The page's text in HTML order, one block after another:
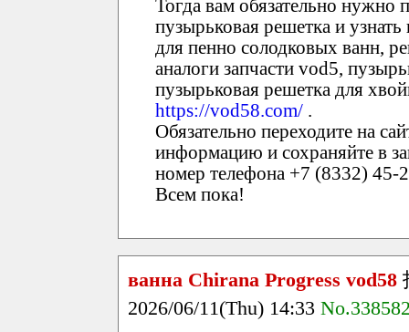
Тогда вам обязательно нужно
пузырьковая решетка и
для пенно солодковых ванн,
аналоги запчасти vod5,
пузырьковая решетка для
https://vod58.com/ .
Обязательно переходите на
информацию и сохраняйте в
номер телефона +7 (8332) 45-
Всем пока!
ванна Chirana Progress vod58
2026/06/11(Thu) 14:33